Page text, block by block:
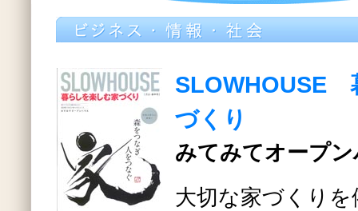
SLOWHOUSE
づくり
みてみてオープ
大切な家づくり